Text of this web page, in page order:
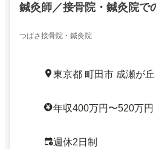
鍼灸師／接骨院・鍼灸院で
つばさ接骨院・鍼灸院
東京都 町田市 成瀬が
年収400万円〜520万円
週休2日制